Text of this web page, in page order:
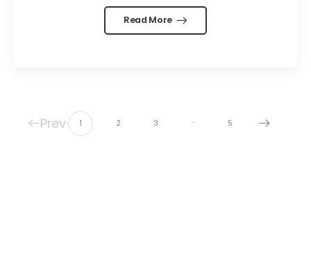
Read More
Prev 1 2 3 … 5